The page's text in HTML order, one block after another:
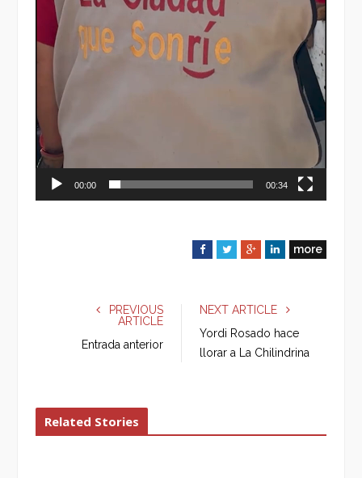
00:00 00:34
F
e
o
T
r
G
g
+
L
more
PREVIOUS
ARTICLE
Entrada anterior
NEXT ARTICLE
Yordi Rosado hace
llorar a La Chilindrina
Related Stories